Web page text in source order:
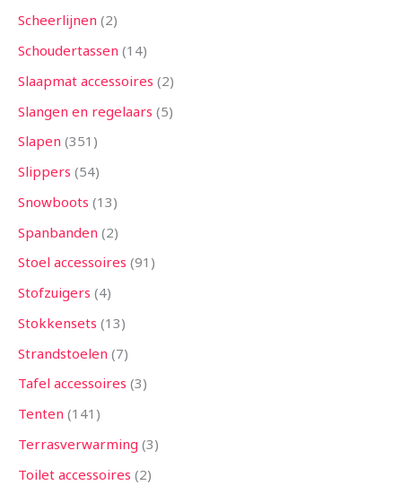
Scheerlijnen 2
Schoudertassen 14
Slaapmat accessoires 2
Slangen en regelaars 5
Slapen 351
Slippers 54
Snowboots 13
Spanbanden 2
Stoel accessoires 91
Stofzuigers 4
Stokkensets 13
Strandstoelen 7
Tafel accessoires 3
Tenten 141
Terrasverwarming 3
Toilet accessoires 2